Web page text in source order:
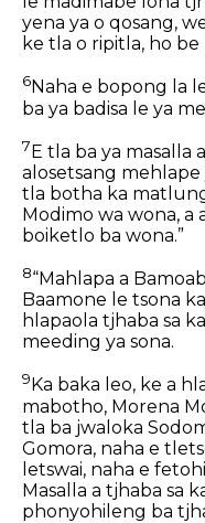
yena ya o qosang,
ke tla o ripitla, ho
6Naha e bopong la
ba ya badisa le ya
7E tla ba ya masalla
alosetsang mehlape
tla botha ka
Modimo wa wona, a
boiketlo ba wona.”
8“Mahlapa a
Baamone le tsona
hlapaola tjhaba sa
meeding ya sona.
9 Ka baka leo, ke a
mabotho, Morena
tla ba jwaloka
Gomora, naha e
letswai, naha e
Masalla a tjhaba sa
phonyohileng ba